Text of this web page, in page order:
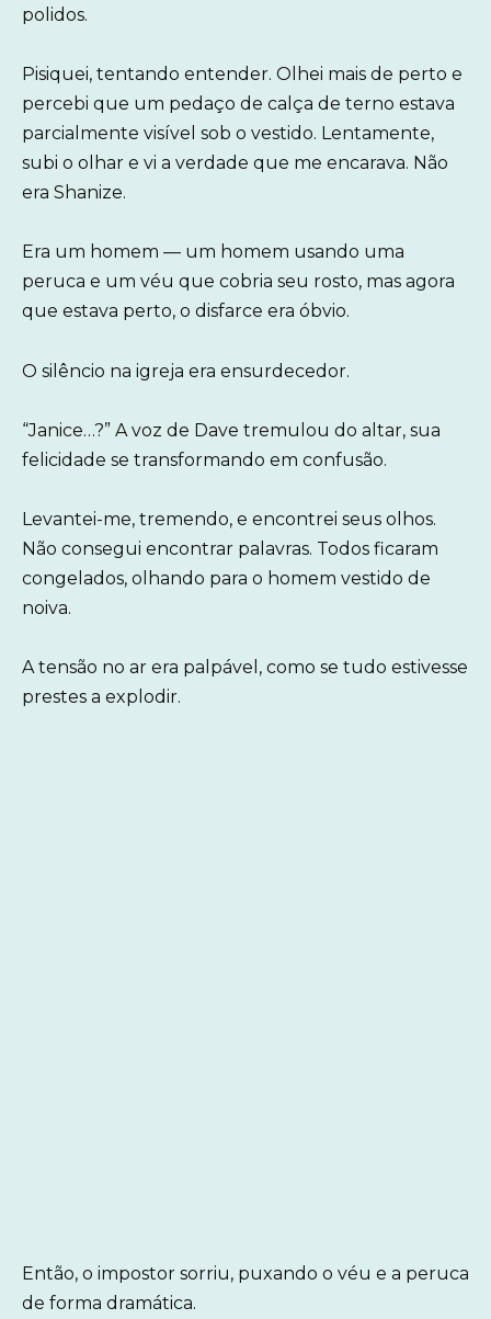
polidos.
Pisiquei, tentando entender. Olhei mais de perto e
percebi que um pedaço de calça de terno estava
parcialmente visível sob o vestido. Lentamente,
subi o olhar e vi a verdade que me encarava. Não
era Shanize.
Era um homem — um homem usando uma
peruca e um véu que cobria seu rosto, mas agora
que estava perto, o disfarce era óbvio.
O silêncio na igreja era ensurdecedor.
“Janice…?” A voz de Dave tremulou do altar, sua
felicidade se transformando em confusão.
Levantei-me, tremendo, e encontrei seus olhos.
Não consegui encontrar palavras. Todos ficaram
congelados, olhando para o homem vestido de
noiva.
A tensão no ar era palpável, como se tudo estivesse
prestes a explodir.
Então, o impostor sorriu, puxando o véu e a peruca
de forma dramática.